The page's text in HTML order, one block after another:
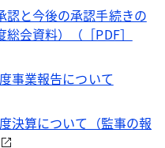
と今後の承認手続きの
会資料）（［PDF］
事業報告について
算について（監事の報